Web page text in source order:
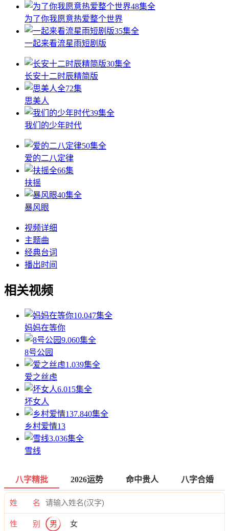
48集全
为了你我愿意热爱整个世界
35集全
一起来看流星雨短剧版
30集全
长安十二时辰精简版
全72集
思美人
39集全
我们的少年时代
50集全
爱的二八定律
全66集
扶摇
40集全
暴风眼
视频详细
主题曲
经典台词
播出时间
相关视频
10.047集全
妈妈在等你
9.060集全
8号公园
1.039集全
爱之丝虑
6.015集全
坏女人
7.840集全
乡村爱情13
3.036集全
雪线
八字精批 2026运势 命中贵人 八字合婚
姓 名
性 别 男 女